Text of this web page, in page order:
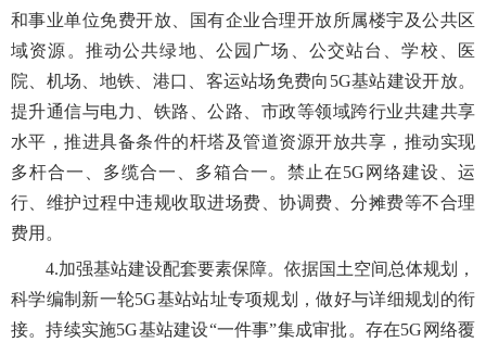
和事业单位免费开放、国有企业合理开放所属楼宇及公共区
域资源。推动公共绿地、公园广场、公交站台、学校、医
院、机场、地铁、港口、客运站场免费向5G基站建设开放。
提升通信与电力、铁路、公路、市政等领域跨行业共建共享
水平，推进具备条件的杆塔及管道资源开放共享，推动实现
多杆合一、多缆合一、多箱合一。禁止在5G网络建设、运
行、维护过程中违规收取进场费、协调费、分摊费等不合理
费用。
4.加强基站建设配套要素保障。依据国土空间总体规划，
科学编制新一轮5G基站站址专项规划，做好与详细规划的衔
接。持续实施5G基站建设“一件事”集成审批。存在5G网络覆